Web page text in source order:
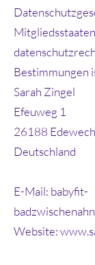
Bestimmungen
Sarah Zingel
Efeuweg 1
26188
Deutschland
E-Mail: babyfit-
Website: